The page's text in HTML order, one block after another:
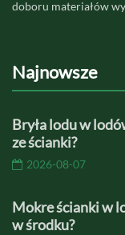
doboru materiałów
Najnowsze
Bryła lodu w
ze ścianki?
2026-08-07
Mokre ścianki w
w środku?